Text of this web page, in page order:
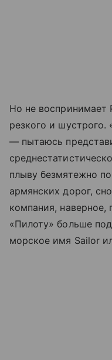
Но не воспринимает
резкого и шустрого.
— пытаюсь
плыву безмятежно
армянских дорог,
компания, наверное,
«Пилоту» больше
морское имя Sailor